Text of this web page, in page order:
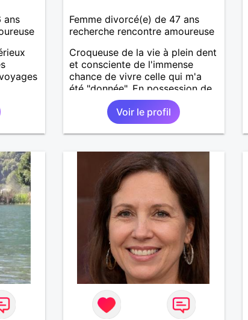
ans
Femme divorcé(e) de 47 ans
recherche rencontre amoureuse
Croqueuse de la vie à plein dent
et consciente de l'immense
chance de vivre celle qui m'a
été "donnée". En possession de
toutes ses facultés mentales et
physiques. Célibataire mais pas
solitaire, je mène une vie bien
remplie. Je ne suis pas sur ce
représentatrice de la Femme
Divorcée Mal dans sa peau. A
bientôt.
Voir le profil